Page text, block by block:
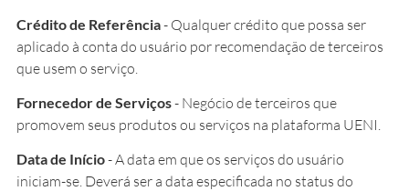
Crédito de Referência- Qualquer crédito que possa ser
aplicado à conta do usuário por recomendação de terceiros
que usem o serviço.
Fornecedor de Serviços- Negócio de terceiros que
promovem seus produtos ou serviços na plataforma UENI.
Data de Início- A data em que os serviços do usuário
iniciam-se. Deverá ser a data especificada no status do